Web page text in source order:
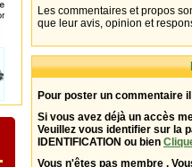
Les commentaires et propos
que leur avis, opinion et
Pour poster un commentaire
Si vous avez déjà un accès
Veuillez vous identifier sur la
IDENTIFICATION ou bien
Vous n'êtes pas membre .